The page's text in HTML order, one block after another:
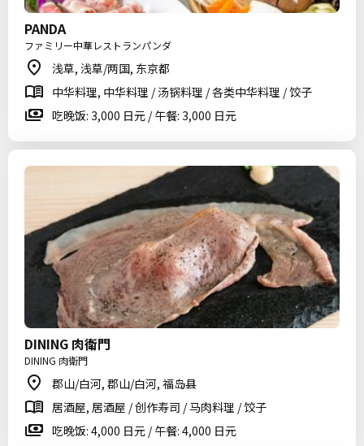
PANDA
ファミリー中華レストランパンダ
浅草, 浅草/两国, 东京都
中华料理, 中华料理 / 汤锅料理 / 各类中华料理 / 饺子
吃晚饭: 3,000 日元 / 午餐: 3,000 日元
DINING 肉衛門
DINING 肉衛門
郡山/白河, 郡山/白河, 福岛县
居酒屋, 居酒屋 / 创作寿司 / 马肉料理 / 饺子
吃晚饭: 4,000 日元 / 午餐: 4,000 日元